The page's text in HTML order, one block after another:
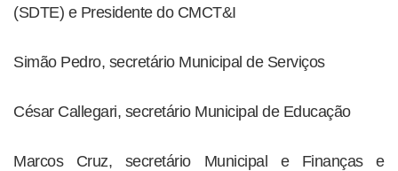
(SDTE) e Presidente do CMCT&I
Simão Pedro, secretário Municipal de Serviços
César Callegari, secretário Municipal de Educação
Marcos Cruz, secretário Municipal e Finanças e